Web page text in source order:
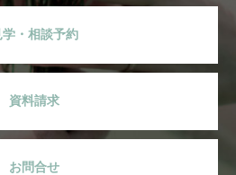
学・相談予約
資料請求
お問合せ